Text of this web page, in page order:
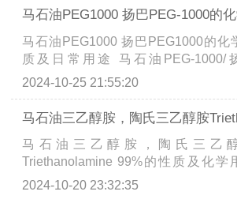
HO(CH2CH2O)nH。这里的n代表
Lutensol A7N，具卓越特性和广泛应
涵盖洗涤剂、乳化剂、纺织印染等行
使用时需注意储存、运输安全及浓
控，其应用领域正不断拓展。...
马石油PEG1000 扬巴PEG1000的化
质及日常用途 马石油PEG-1000/
PEG-1000也叫聚乙二醇-1000，CAS
合物，具润滑、保湿、分散等特性，
用于医药、化妆品、纺织、涂料、橡
工业，马石油聚乙二醇1000和巴斯夫
二醇1000等品牌产品通过先进工艺确
纯度稳定性。...
2024-10-25 21:55:20
马石油三乙醇胺，陶氏三乙
Triethanolamine 99%的性质及化学
CAS号：102-71-6 是重要有机化合物
2024-10-20 23:32:35